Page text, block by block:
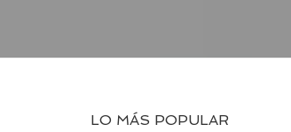
LO MÁS POPULAR